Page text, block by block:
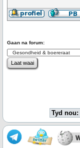
Gaan na forum:
Tyd nou: